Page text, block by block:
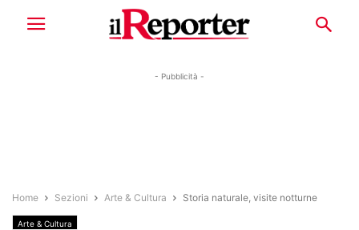
- Pubblicità -
Home Sezioni Arte & Cultura Storia naturale, visite notturne
Arte & Cultura